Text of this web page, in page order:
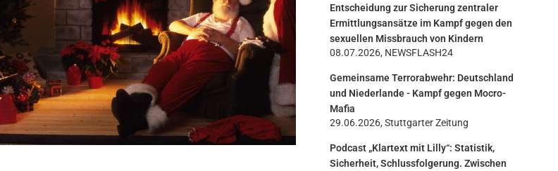
Entscheidung zur Sicherung zentraler
Ermittlungsansätze im Kampf gegen den
sexuellen Missbrauch von Kindern
08.07.2026, NEWSFLASH24
Gemeinsame Terrorabwehr: Deutschland
und Niederlande - Kampf gegen Mocro-
Mafia
29.06.2026, Stuttgarter Zeitung
Podcast „Klartext mit Lilly“: Statistik,
Sicherheit, Schlussfolgerung. Zwischen